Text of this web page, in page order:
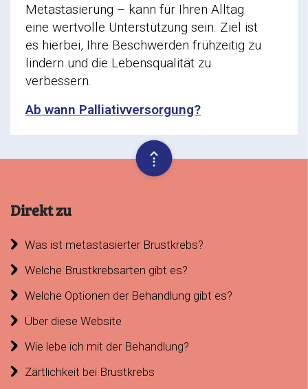
Metastasierung – kann für Ihren Alltag
eine wertvolle Unterstützung sein. Ziel ist
es hierbei, Ihre Beschwerden frühzeitig zu
lindern und die Lebensqualität zu
verbessern.
Ab wann Palliativversorgung?
Direkt zu
Was ist metastasierter Brustkrebs?
Welche Brustkrebsarten gibt es?
Welche Optionen der Behandlung gibt es?
Über diese Website
Wie lebe ich mit der Behandlung?
Zärtlichkeit bei Brustkrebs